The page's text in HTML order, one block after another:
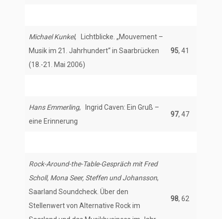
Michael Kunkel, Lichtblicke. „Mouvement –
Musik im 21. Jahrhundert“ in Saarbrücken
(18.-21. Mai 2006)
95, 41
Hans Emmerling, Ingrid Caven: Ein Gruß –
eine Erinnerung
97, 47
Rock-Around-the-Table-Gespräch mit Fred
Scholl, Mona Seer, Steffen und Johansson,
Saarland Soundcheck. Über den
Stellenwert von Alternative Rock im
98, 62